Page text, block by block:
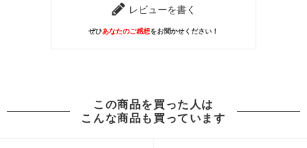
レビューを書く
ぜひあなたのご感想をお聞かせください！
この商品を買った人は
こんな商品も買っています